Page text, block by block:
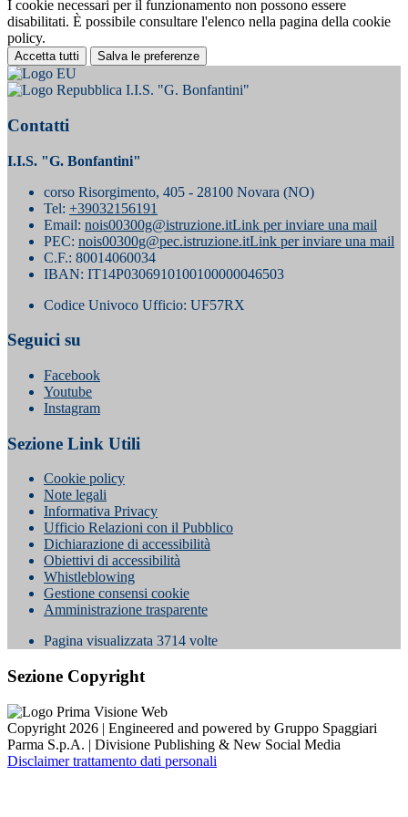
I cookie necessari per il funzionamento non possono essere
disabilitati. È possibile consultare l'elenco nella pagina della cookie
policy.
Accetta tutti Salva le preferenze
I.I.S. "G. Bonfantini"
Contatti
I.I.S. "G. Bonfantini"
corso Risorgimento, 405 - 28100 Novara (NO)
Tel: +39032156191
Email: nois00300g@istruzione.itLink per inviare una mail
PEC: nois00300g@pec.istruzione.itLink per inviare una mail
C.F.: 80014060034
IBAN: IT14P0306910100100000046503
Codice Univoco Ufficio: UF57RX
Seguici su
Facebook
Youtube
Instagram
Sezione Link Utili
Cookie policy
Note legali
Informativa Privacy
Ufficio Relazioni con il Pubblico
Dichiarazione di accessibilità
Obiettivi di accessibilità
Whistleblowing
Gestione consensi cookie
Amministrazione trasparente
Pagina visualizzata 3714 volte
Sezione Copyright
Copyright 2026 | Engineered and powered by Gruppo Spaggiari
Parma S.p.A. | Divisione Publishing & New Social Media
Disclaimer trattamento dati personali